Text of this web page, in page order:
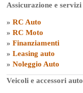
Assicurazione e servizi
» RC Auto
» RC Moto
» Finanziamenti
» Leasing auto
» Noleggio Auto
Veicoli e accessori auto